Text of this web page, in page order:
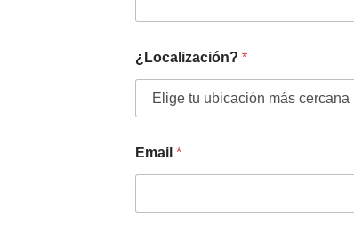
¿Localización? *
Email *